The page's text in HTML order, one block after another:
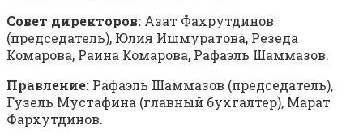
Совет директоров: Азат Фахрутдинов
(председатель), Юлия Ишмуратова, Резеда
Комарова, Раина Комарова, Рафаэль Шаммазов.
Правление: Рафаэль Шаммазов (председатель),
Гузель Мустафина (главный бухгалтер), Марат
Фархутдинов.